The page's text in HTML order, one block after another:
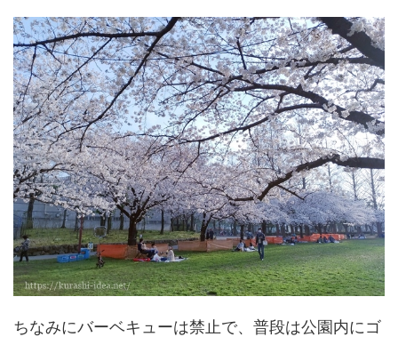
ちなみにバーベキューは禁止で、普段は公園内にゴ